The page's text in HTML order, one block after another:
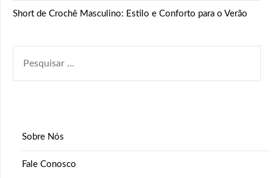
Short de Crochê Masculino: Estilo e Conforto para o Verão
POR:
Sobre Nós
Fale Conosco